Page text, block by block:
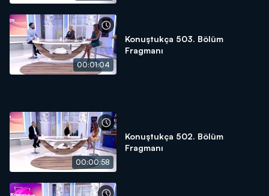
00:01:04
Konuştukça 503. Bölüm
Fragmanı
00:00:58
Konuştukça 502. Bölüm
Fragmanı